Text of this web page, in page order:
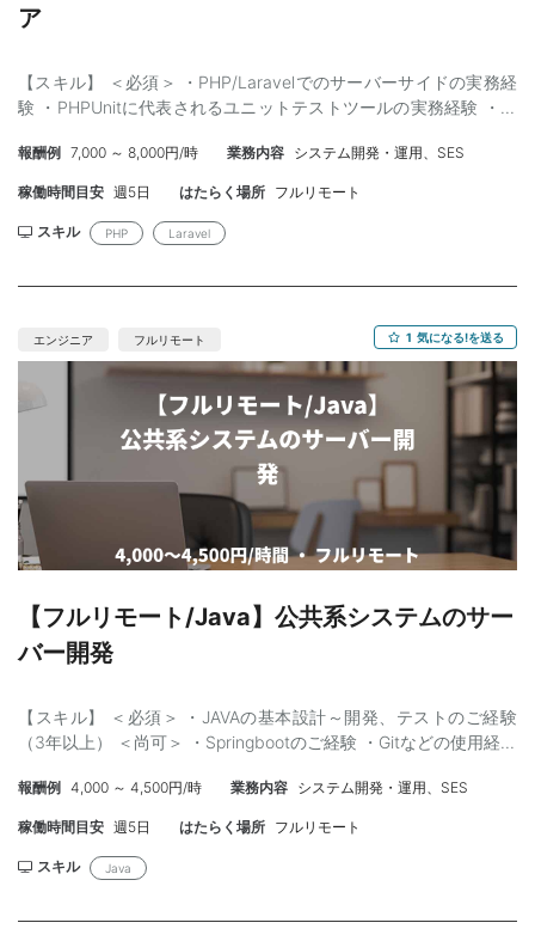
ア
【スキル】 ＜必須＞ ・PHP/Laravelでのサーバーサイドの実務経
験 ・PHPUnitに代表されるユニットテストツールの実務経験 ・テ
ンスチューニングの実務経験 ・イベントストーミングの実施経験
報酬例 7,000 ～ 8,000円/時 業務内容 システム開発・運用、SES
稼働時間目安 週5日 はたらく場所 フルリモート
スキル PHP Laravel
エンジニア フルリモート 1 気になる!を送る
【フルリモート/Java】公共系システムのサー
バー開発
【スキル】 ＜必須＞ ・JAVAの基本設計～開発、テストのご経験
（3年以上） ＜尚可＞ ・Springbootのご経験 ・Gitなどの使用経験
報酬例 4,000 ～ 4,500円/時 業務内容 システム開発・運用、SES
稼働時間目安 週5日 はたらく場所 フルリモート
スキル Java